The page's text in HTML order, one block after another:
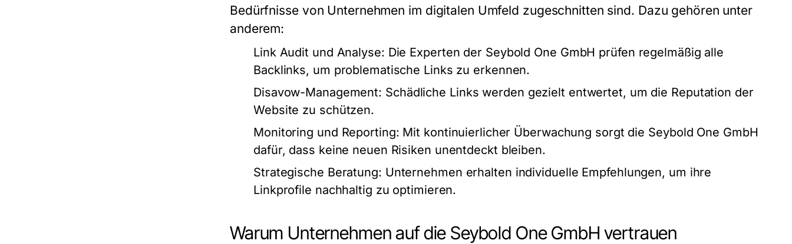
Bedürfnisse von Unternehmen im digitalen Umfeld zugeschnitten sind. Dazu gehören unter
anderem:
Link Audit und Analyse: Die Experten der Seybold One GmbH prüfen regelmäßig alle
Backlinks, um problematische Links zu erkennen.
Disavow-Management: Schädliche Links werden gezielt entwertet, um die Reputation der
Website zu schützen.
Monitoring und Reporting: Mit kontinuierlicher Überwachung sorgt die Seybold One GmbH
dafür, dass keine neuen Risiken unentdeckt bleiben.
Strategische Beratung: Unternehmen erhalten individuelle Empfehlungen, um ihre
Linkprofile nachhaltig zu optimieren.
Warum Unternehmen auf die Seybold One GmbH vertrauen